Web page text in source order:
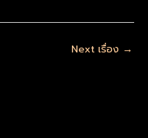
Next เรื่อง →